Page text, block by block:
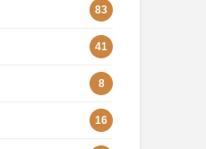
83
41
8
16